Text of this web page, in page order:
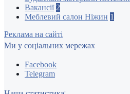
Вакансії 2
Меблевий салон Ніжин 1
Реклама на сайті
Ми у соціальних мережах
Facebook
Telegram